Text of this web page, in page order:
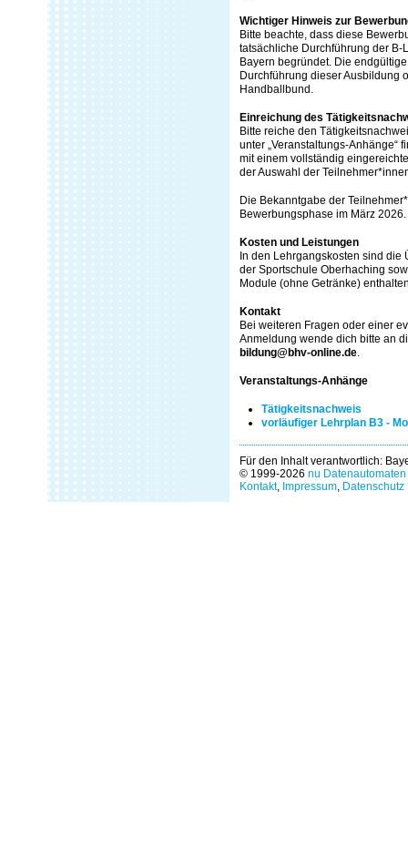
Wichtiger Hinweis zur
Bitte beachte, dass diese
tatsächliche Durchführung der
Bayern begründet. Die
Durchführung dieser Ausbildung
Handballbund.
Einreichung des
Bitte reiche den
unter „Veranstaltungs-Anhänge“
mit einem vollständig
der Auswahl der
Die Bekanntgabe der
Bewerbungsphase im März 2026.
Kosten und Leistungen
In den Lehrgangskosten sind
der Sportschule Oberhaching
Module (ohne Getränke)
Kontakt
Bei weiteren Fragen oder einer
Anmeldung wende dich bitte an
bildung@bhv-online.de.
Veranstaltungs-Anhänge
Tätigkeitsnachweis
vorläufiger Lehrplan B3 -
Für den Inhalt verantwortlich:
© 1999-2026 nu
Kontakt, Impressum, Datenschutz